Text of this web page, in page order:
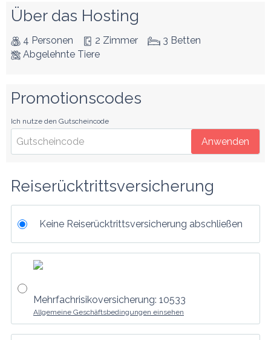
Über das Hosting
4 Personen 2 Zimmer
3 Betten
Abgelehnte Tiere
Promotionscodes
Ich nutze den Gutscheincode
Anwenden
Reiserücktrittsversicherung
Keine Reiserücktrittsversicherung abschließen
Mehrfachrisikoversicherung: 10533
Allgemeine Geschäftsbedingungen einsehen